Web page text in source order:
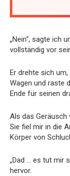
„Nein“, sagte ich
vollständig vor
Er drehte sich
Wagen und raste
Ende für seinen
Als das Geräusch
Sie fiel mir in die
Körper von
„Dad … es tut mir
hervor.